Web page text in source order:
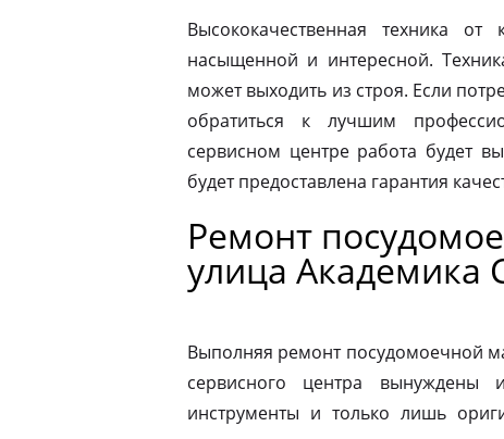
Высококачественная техника
насыщенной и интересной.
может выходить из строя. Если
обратиться к лучшим
сервисном центре работа будет
будет предоставлена гарантия
Ремонт
улица Академика
Выполняя ремонт посудомоечной
сервисного центра вынуждены
инструменты и только лишь